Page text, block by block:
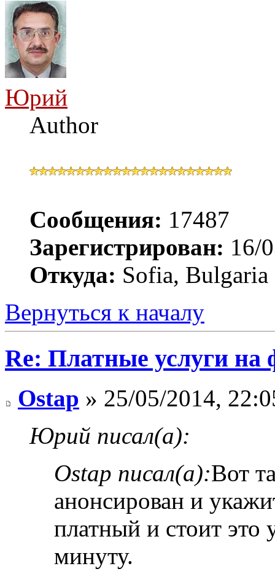
Юрий
Author
Сообщения: 17487
Зарегистрирован: 16/
Откуда: Sofia, Bulgaria
Вернуться к началу
Re: Платные услуги на
Ostap » 25/05/2014,
Юрий писал(а):
Ostap писал(а):Вот
анонсирован и
платный и стоит это
минуту.